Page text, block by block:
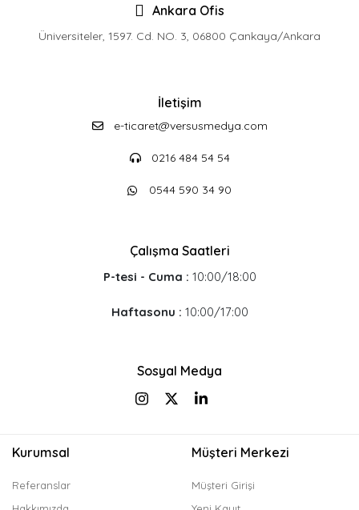
Ankara Ofis
Üniversiteler, 1597. Cd. NO. 3, 06800 Çankaya/Ankara
İletişim
e-ticaret@versusmedya.com
0216 484 54 54
0544 590 34 90
Çalışma Saatleri
P-tesi - Cuma : 10:00/18:00
Haftasonu : 10:00/17:00
Sosyal Medya
Kurumsal
Referanslar
Müşteri Merkezi
Müşteri Girişi